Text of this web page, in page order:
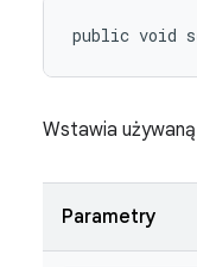
public void
Wstawia
Parametry